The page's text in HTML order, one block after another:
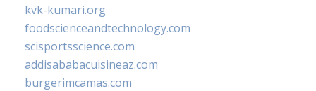
kvk-kumari.org
foodscienceandtechnology.com
scisportsscience.com
addisababacuisineaz.com
burgerimcamas.com